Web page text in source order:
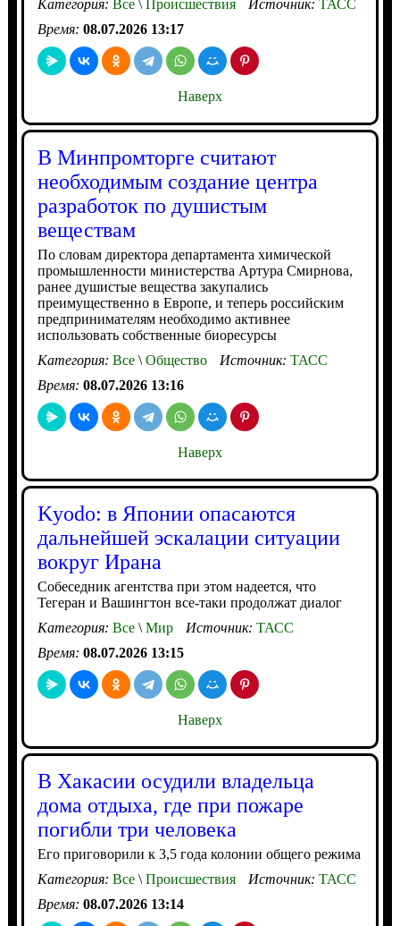
Категория: Все\Происшествия Источник: ТАСС
Время: 08.07.2026 13:17
Наверх
В Минпромторге считают
необходимым создание центра
разработок по душистым
веществам
По словам директора департамента химической
промышленности министерства Артура Смирнова,
ранее душистые вещества закупались
преимущественно в Европе, и теперь российским
предпринимателям необходимо активнее
использовать собственные биоресурсы
Категория: Все\Общество Источник: ТАСС
Время: 08.07.2026 13:16
Наверх
Kyodo: в Японии опасаются
дальнейшей эскалации ситуации
вокруг Ирана
Собеседник агентства при этом надеется, что
Тегеран и Вашингтон все-таки продолжат диалог
Категория: Все\Мир Источник: ТАСС
Время: 08.07.2026 13:15
Наверх
В Хакасии осудили владельца
дома отдыха, где при пожаре
погибли три человека
Его приговорили к 3,5 года колонии общего режима
Категория: Все\Происшествия Источник: ТАСС
Время: 08.07.2026 13:14